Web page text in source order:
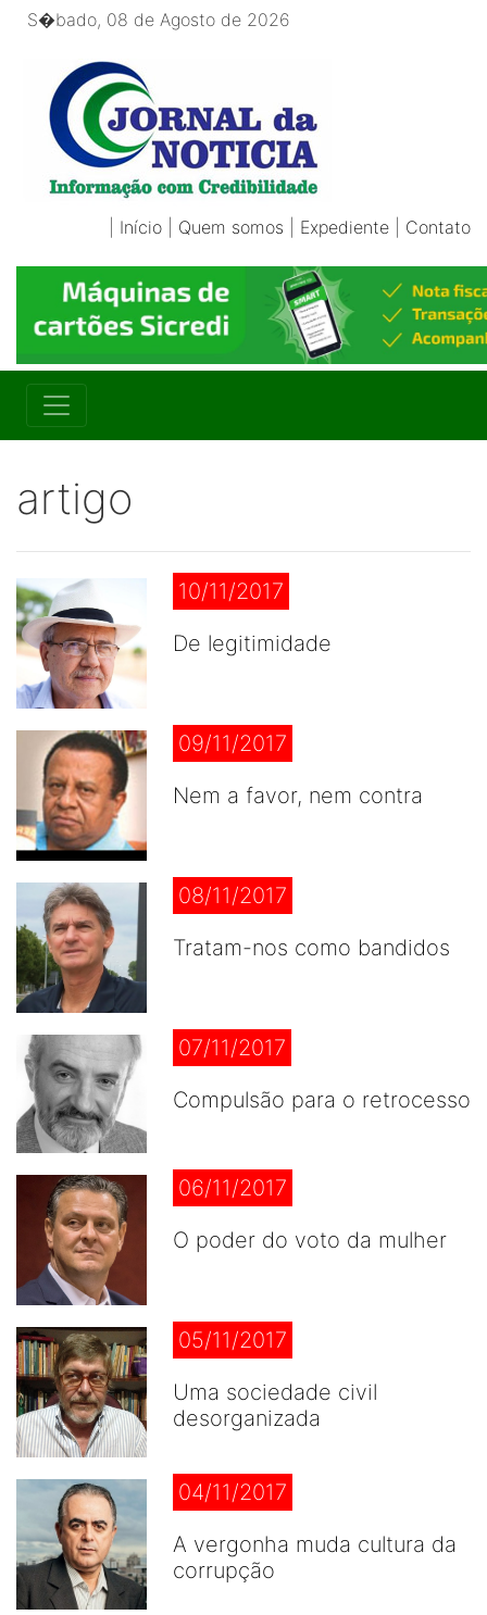
S�bado, 08 de Agosto de 2026
Início Quem somos Expediente Contato
artigo
10/11/2017
De legitimidade
09/11/2017
Nem a favor, nem contra
08/11/2017
Tratam-nos como bandidos
07/11/2017
Compulsão para o retrocesso
06/11/2017
O poder do voto da mulher
05/11/2017
Uma sociedade civil
desorganizada
04/11/2017
A vergonha muda cultura da
corrupção